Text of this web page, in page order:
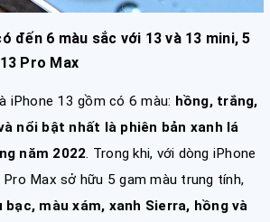
đến 6 màu sắc với 13 và 13 mini, 5
Pro Max
iPhone 13 gồm có 6 màu: hồng, trắng,
nổi bật nhất là phiên bản xanh lá
năm 2022. Trong khi, với dòng iPhone
Max sở hữu 5 gam màu trung tính,
bạc, màu xám, xanh Sierra, hồng và